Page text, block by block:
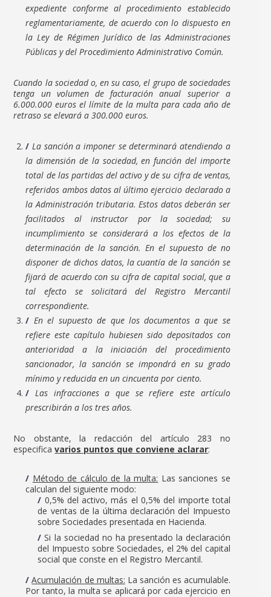
expediente conforme al procedimiento establecido
reglamentariamente, de acuerdo con lo dispuesto en
la Ley de Régimen Jurídico de las Administraciones
Públicas y del Procedimiento Administrativo Común.
Cuando la sociedad o, en su caso, el grupo de sociedades
tenga un volumen de facturación anual superior a
6.000.000 euros el límite de la multa para cada año de
retraso se elevará a 300.000 euros.
La sanción a imponer se determinará atendiendo a
la dimensión de la sociedad, en función del importe
total de las partidas del activo y de su cifra de ventas,
referidos ambos datos al último ejercicio declarado a
la Administración tributaria. Estos datos deberán ser
facilitados al instructor por la sociedad; su
incumplimiento se considerará a los efectos de la
determinación de la sanción. En el supuesto de no
disponer de dichos datos, la cuantía de la sanción se
fijará de acuerdo con su cifra de capital social, que a
tal efecto se solicitará del Registro Mercantil
correspondiente.
En el supuesto de que los documentos a que se
refiere este capítulo hubiesen sido depositados con
anterioridad a la iniciación del procedimiento
sancionador, la sanción se impondrá en su grado
mínimo y reducida en un cincuenta por ciento.
Las infracciones a que se refiere este artículo
prescribirán a los tres años.
No obstante, la redacción del artículo 283 no
especificavarios puntos que conviene aclarar:
Método de cálculo de la multa: Las sanciones se
calculan del siguiente modo:
0,5% del activo, más el 0,5% del importe total
de ventas de la última declaración del Impuesto
sobre Sociedades presentada en Hacienda.
Si la sociedad no ha presentado la declaración
del Impuesto sobre Sociedades, el 2% del capital
social que conste en el Registro Mercantil.
Acumulación de multas: La sanción es acumulable.
Por tanto, la multa se aplicará por cada ejercicio en